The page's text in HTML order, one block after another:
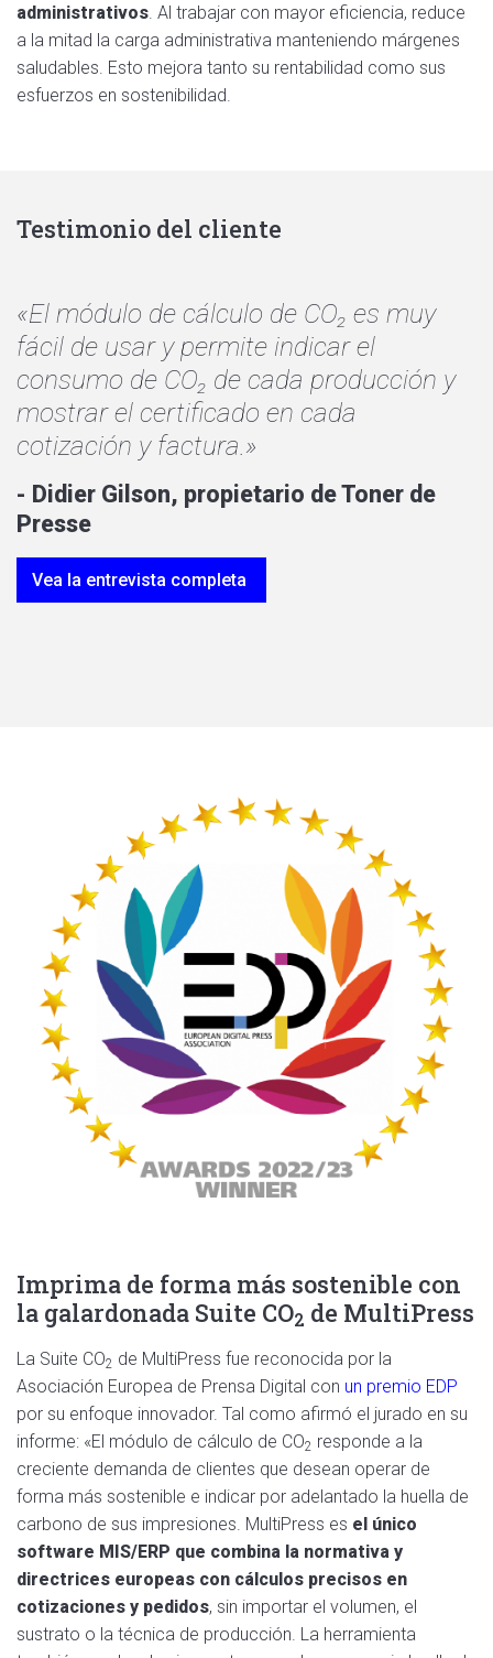
administrativos . Al trabajar con mayor eficiencia, reduce
a la mitad la carga administrativa manteniendo márgenes
saludables. Esto mejora tanto su rentabilidad como sus
esfuerzos en sostenibilidad.
Testimonio del cliente
«El módulo de cálculo de CO₂ es muy
fácil de usar y permite indicar el
consumo de CO₂ de cada producción y
mostrar el certificado en cada
cotización y factura.»
- Didier Gilson, propietario de Toner de
Presse
Vea la entrevista completa
Imprima de forma más sostenible con
la galardonada Suite CO2 de MultiPress
La Suite CO2 de MultiPress fue reconocida por la
Asociación Europea de Prensa Digital con un premio EDP
por su enfoque innovador. Tal como afirmó el jurado en su
informe: «El módulo de cálculo de CO2 responde a la
creciente demanda de clientes que desean operar de
forma más sostenible e indicar por adelantado la huella de
carbono de sus impresiones. MultiPress es el único
software MIS/ERP que combina la normativa y
directrices europeas con cálculos precisos en
cotizaciones y pedidos, sin importar el volumen, el
sustrato o la técnica de producción. La herramienta